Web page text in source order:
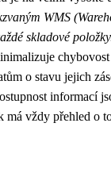
WMS
skladové
o stavu jejich
informací
vždy přehled o